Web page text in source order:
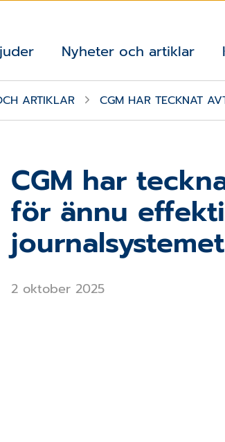
Nyheter och artiklar
ARTIKLAR CGM HAR TECKNAT
CGM har
för ännu
2 oktober 2025